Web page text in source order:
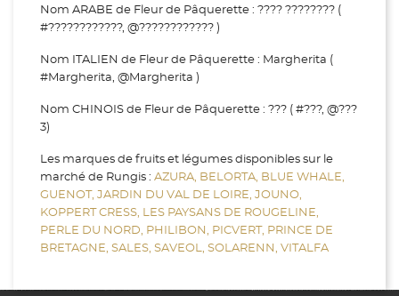
Nom ARABE de Fleur de Pâquerette : ???? ???????? (
#????????????, @???????????? )
Nom ITALIEN de Fleur de Pâquerette : Margherita (
#Margherita, @Margherita )
Nom CHINOIS de Fleur de Pâquerette : ??? ( #???, @???
3)
Les marques de fruits et légumes disponibles sur le
marché de Rungis : AZURA, BELORTA, BLUE WHALE,
GUENOT, JARDIN DU VAL DE LOIRE, JOUNO,
KOPPERT CRESS, LES PAYSANS DE ROUGELINE,
PERLE DU NORD, PHILIBON, PICVERT, PRINCE DE
BRETAGNE, SALES, SAVEOL, SOLARENN, VITALFA